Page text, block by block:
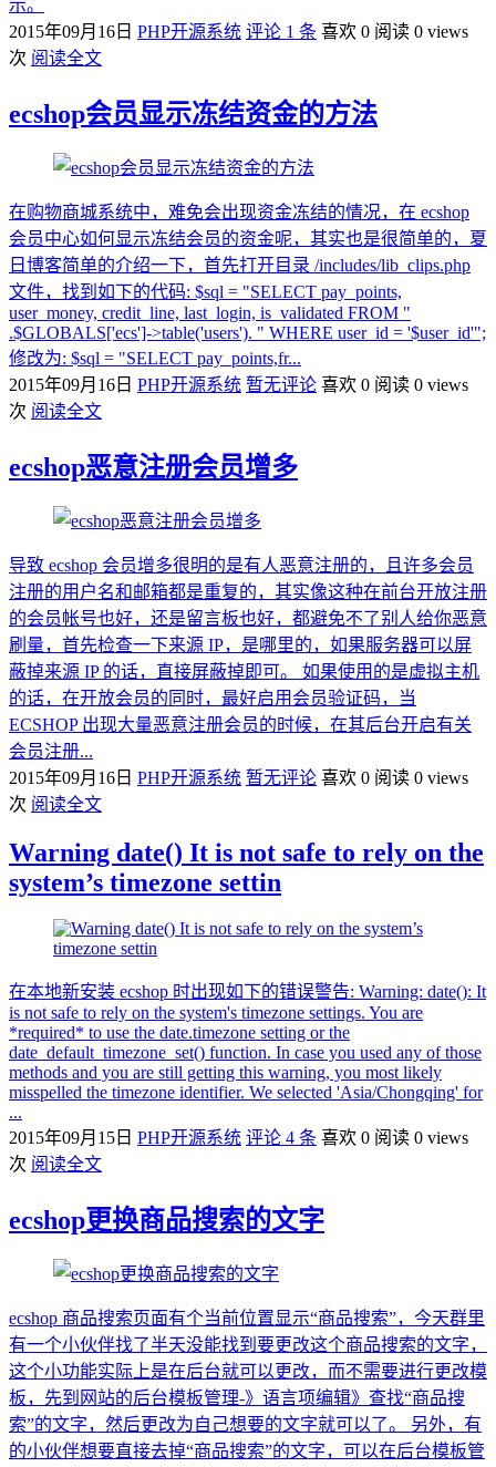
示。
2015年09月16日 PHP开源系统 评论 1 条 喜欢 0 阅读 0 views
次 阅读全文
ecshop会员显示冻结资金的方法
在购物商城系统中，难免会出现资金冻结的情况，在 ecshop
会员中心如何显示冻结会员的资金呢，其实也是很简单的，夏
日博客简单的介绍一下，首先打开目录 /includes/lib_clips.php
文件，找到如下的代码: $sql = "SELECT pay_points,
user_money, credit_line, last_login, is_validated FROM "
.$GLOBALS['ecs']->table('users'). " WHERE user_id = '$user_id'";
修改为: $sql = "SELECT pay_points,fr...
2015年09月16日 PHP开源系统 暂无评论 喜欢 0 阅读 0 views
次 阅读全文
ecshop恶意注册会员增多
导致 ecshop 会员增多很明的是有人恶意注册的，且许多会员
注册的用户名和邮箱都是重复的，其实像这种在前台开放注册
的会员帐号也好，还是留言板也好，都避免不了别人给你恶意
刷量，首先检查一下来源 IP，是哪里的，如果服务器可以屏
蔽掉来源 IP 的话，直接屏蔽掉即可。 如果使用的是虚拟主机
的话，在开放会员的同时，最好启用会员验证码，当
ECSHOP 出现大量恶意注册会员的时候，在其后台开启有关
会员注册...
2015年09月16日 PHP开源系统 暂无评论 喜欢 0 阅读 0 views
次 阅读全文
Warning date() It is not safe to rely on the
system’s timezone settin
在本地新安装 ecshop 时出现如下的错误警告: Warning: date(): It
is not safe to rely on the system's timezone settings. You are
*required* to use the date.timezone setting or the
date_default_timezone_set() function. In case you used any of those
methods and you are still getting this warning, you most likely
misspelled the timezone identifier. We selected 'Asia/Chongqing' for
...
2015年09月15日 PHP开源系统 评论 4 条 喜欢 0 阅读 0 views
次 阅读全文
ecshop更换商品搜索的文字
ecshop 商品搜索页面有个当前位置显示“商品搜索”，今天群里
有一个小伙伴找了半天没能找到要更改这个商品搜索的文字，
这个小功能实际上是在后台就可以更改，而不需要进行更改模
板，先到网站的后台模板管理-》语言项编辑》查找“商品搜
索”的文字，然后更改为自己想要的文字就可以了。 另外，有
的小伙伴想要直接去掉“商品搜索”的文字，可以在后台模板管